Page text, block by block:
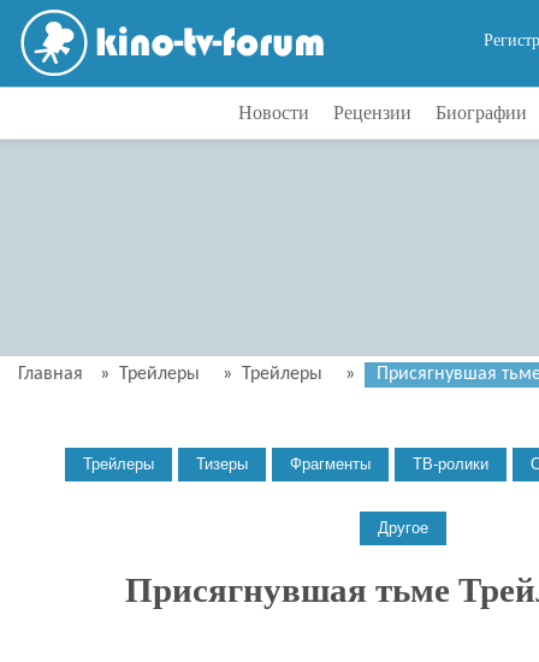
Новости Рецензии Биографии
Главная » Трейлеры » Трейлеры » Присягнувшая
Присягнувшая тьме